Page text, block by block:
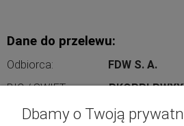
Dane do przelewu:
Odbiorca: FDW S. A.
BIC / SWIFT:
Rachunek:36 1240 6133 1111
Dbamy o Twoją